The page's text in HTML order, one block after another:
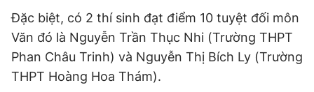
Đặc biệt, có 2 thí sinh đạt điểm 10 tuyệt đối môn
Văn đó là Nguyễn Trần Thục Nhi (Trường THPT
Phan Châu Trinh) và Nguyễn Thị Bích Ly (Trường
THPT Hoàng Hoa Thám).